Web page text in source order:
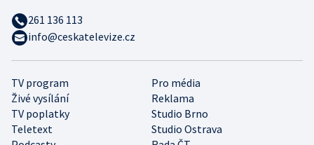
TV program
Pro média
Živé vysílání
Reklama
TV poplatky
Studio Brno
Teletext
Studio Ostrava
261 136 113
info@ceskatelevize.cz